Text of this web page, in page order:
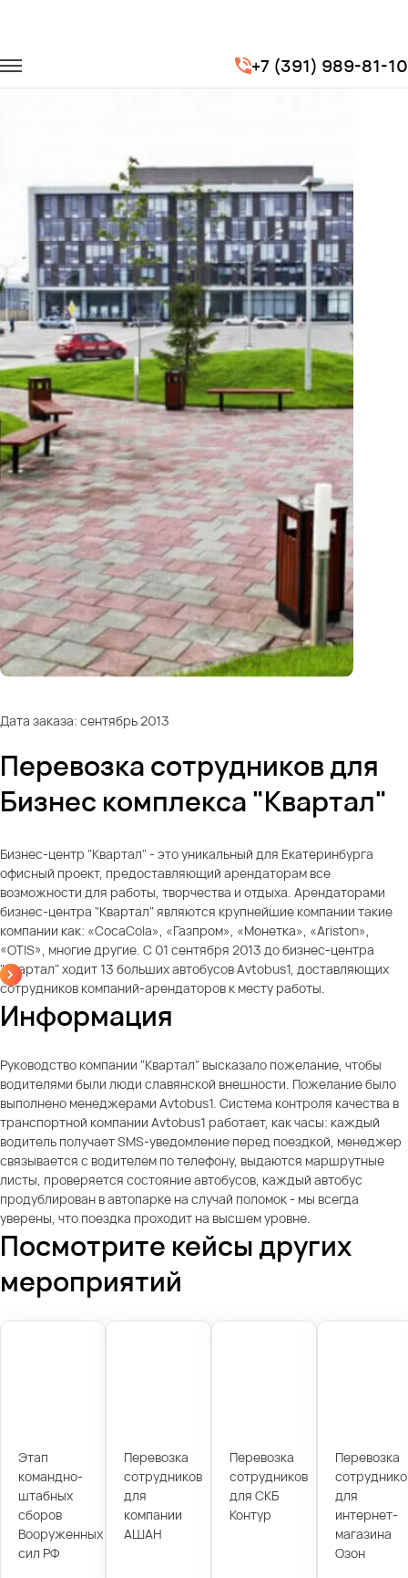
+7 (391) 989-81-10
Перевозка сотрудников
Перевозка сотрудников для Бизнес комплекса "Квартал"
Дата заказа: сентябрь 2013
Перевозка сотрудников для
Бизнес комплекса "Квартал"
Бизнес-центр "Квартал" - это уникальный для Екатеринбурга
офисный проект, предоставляющий арендаторам все
возможности для работы, творчества и отдыха. Арендаторами
бизнес-центра "Квартал" являются крупнейшие компании такие
компании как: «CocaCola», «Газпром», «Монетка», «Ariston»,
«OTIS», многие другие. С 01 сентября 2013 до бизнес-центра
"Квартал" ходит 13 больших автобусов Avtobus1, доставляющих
сотрудников компаний-арендаторов к месту работы.
Информация
Руководство компании "Квартал" высказало пожелание, чтобы
водителями были люди славянской внешности. Пожелание было
выполнено менеджерами Avtobus1. Система контроля качества в
транспортной компании Avtobus1 работает, как часы: каждый
водитель получает SMS-уведомление перед поездкой, менеджер
связывается с водителем по телефону, выдаются маршрутные
листы, проверяется состояние автобусов, каждый автобус
продублирован в автопарке на случай поломок - мы всегда
уверены, что поездка проходит на высшем уровне.
Посмотрите кейсы других
мероприятий
Этап
командно-
штабных
сборов
Вооруженных
сил РФ
Перевозка
сотрудников
для
компании
АШАН
Перевозка
сотрудников
для СКБ
Контур
Перевозка
для
интернет-
магазина
Озон